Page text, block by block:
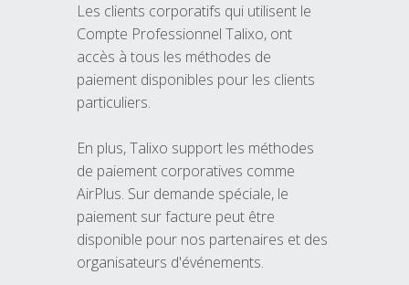
Les clients corporatifs qui utilisent le
Compte Professionnel Talixo, ont
accès à tous les méthodes de
paiement disponibles pour les clients
particuliers.
En plus, Talixo support les méthodes
de paiement corporatives comme
AirPlus. Sur demande spéciale, le
paiement sur facture peut être
disponible pour nos partenaires et des
organisateurs d'événements.